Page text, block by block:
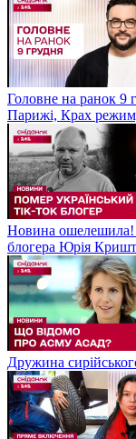
Головне на ранок 9
Парижі, Крах
Новина ошелешила!
блогера Юрія
Дружина